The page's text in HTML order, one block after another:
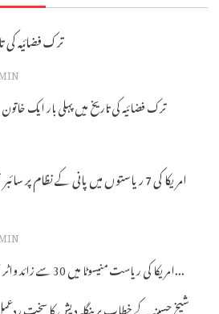
ترک فضائیہ کی
ترک فضائیہ کی تاریخ میں پہلی بار ایک
امریکا کی 7 ریاستوں میں پانی کے نظام
امریکا کی ریاست منیسوٹا میں 30 سے زائد واٹر سسٹمز پر ایک باہم مربوط سائبر حملے...
شیخ حسینہ کے خطاب پر بنگلہ دیش کا